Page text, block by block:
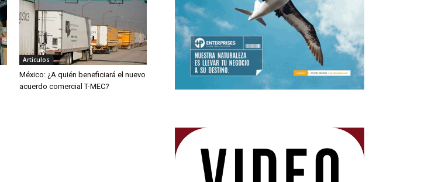
Articulos
México: ¿A quién beneficiará el nuevo
acuerdo comercial T-MEC?